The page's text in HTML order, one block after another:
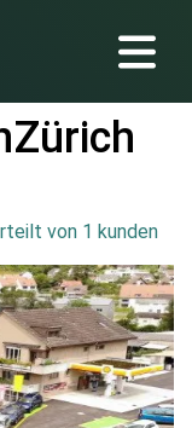
von 1 kunden